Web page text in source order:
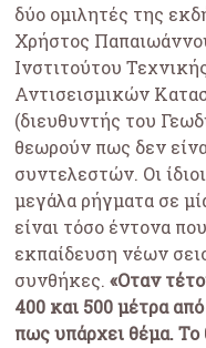
δύο ομιλητές της
Χρήστος
Ινστιτούτου
Αντισεισμικών
(διευθυντής του
θεωρούν πως δεν
συντελεστών. Οι
μεγάλα ρήγματα σε
είναι τόσο έντονα
εκπαίδευση νέων
συνθήκες.«Οταν
400 και 500 μέτρα
πως υπάρχει θέμα.